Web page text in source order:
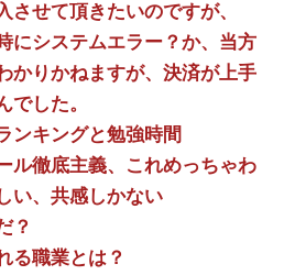
させて頂きたいのですが、
にシステムエラー？か、当方
かりかねますが、決済が上手
でした。
ンキングと勉強時間
ル徹底主義、これめっちゃわ
い、共感しかない
？
る職業とは？